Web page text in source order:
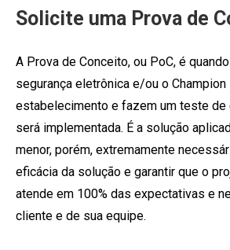
Solicite uma Prova de
A Prova de Conceito, ou PoC, é
segurança eletrônica e/ou o
estabelecimento e fazem um teste de
será implementada. É a solução
menor, porém, extremamente
eficácia da solução e garantir que o
atende em 100% das expectativas e
cliente e de sua equipe.